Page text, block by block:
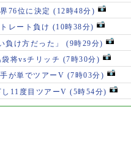
76位に決定 (12時48分)
レート負け (10時38分)
負け方だった」 (9時29分)
袋将vsチリッチ (7時30分)
が単でツアーV (7時03分)
11度目ツアーV (5時54分)